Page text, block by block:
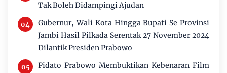
Tak Boleh Didampingi Ajudan
Gubernur, Wali Kota Hingga Bupati Se Provinsi
Jambi Hasil Pilkada Serentak 27 November 2024
Dilantik Presiden Prabowo
Pidato Prabowo Membuktikan Kebenaran Film